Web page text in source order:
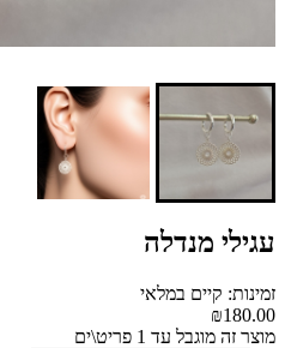
עגילי מנדלה
זמינות: קיים במלאי
₪180.00
מוצר זה מוגבל עד 1 פריט\ים